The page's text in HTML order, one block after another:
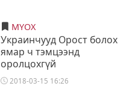
МҮОХ
Украинчууд Орост болох
ямар ч тэмцээнд
оролцохгүй
2018-03-15 16:26